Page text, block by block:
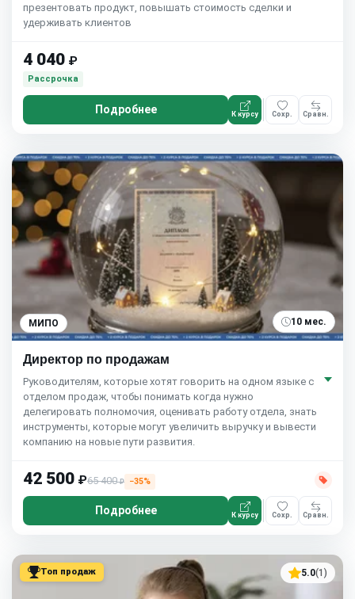
презентовать продукт, повышать стоимость сделки и
удерживать клиентов
4 040 ₽
Рассрочка
Подробнее К курсу Сохр. Сравн.
МИПО 10 мес.
Директор по продажам
Руководителям, которые хотят говорить на одном языке с
отделом продаж, чтобы понимать когда нужно
делегировать полномочия, оценивать работу отдела, знать
инструменты, которые могут увеличить выручку и вывести
компанию на новые пути развития.
42 500 ₽65 400₽ −35%
Подробнее К курсу Сохр. Сравн.
Топ продаж 5.0(1)